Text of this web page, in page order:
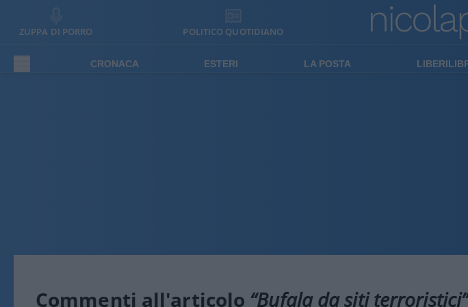
ZUPPA DI PORRO POLITICO QUOTIDIANO
CRONACA ESTERI LA POSTA
Commenti all'articolo “Bufala da siti